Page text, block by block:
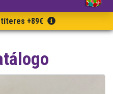
+89€